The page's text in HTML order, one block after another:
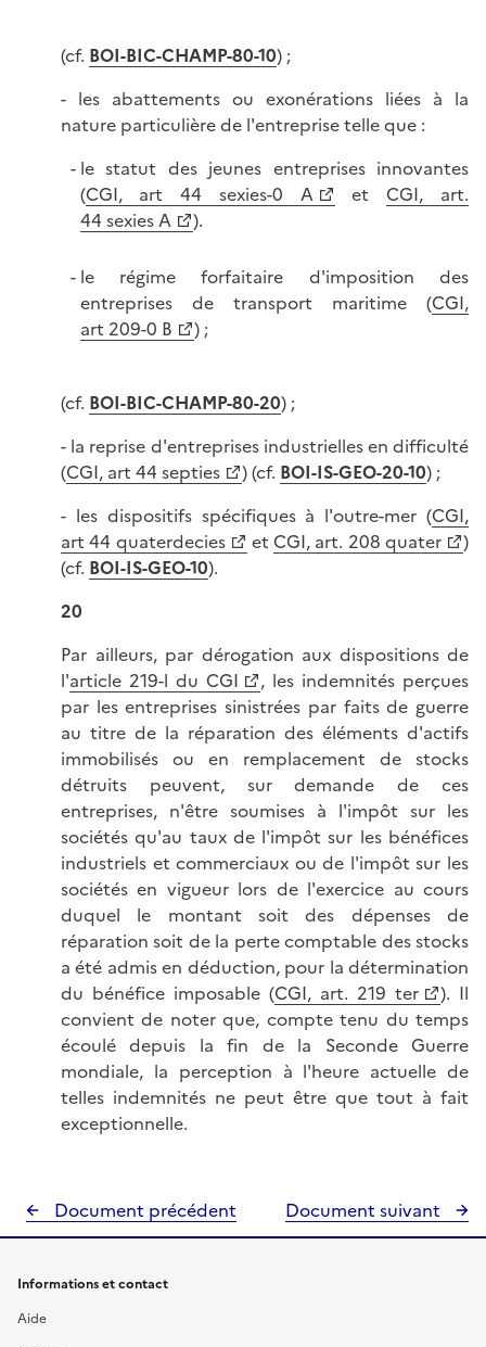
(cf. BOI-BIC-CHAMP-80-10) ;
- les abattements ou exonérations liées à la
nature particulière de l'entreprise telle que :
le statut des jeunes entreprises innovantes
(CGI, art 44 sexies-0 A et CGI, art.
44 sexies A
).
le régime forfaitaire d'imposition des
entreprises de transport maritime (CGI,
art 209-0 B
) ;
(cf. BOI-BIC-CHAMP-80-20) ;
- la reprise d'entreprises industrielles en difficulté
(CGI, art 44 septies ) (cf. BOI-IS-GEO-20-10) ;
- les dispositifs spécifiques à l'outre-mer (CGI,
art 44 quaterdecies
et CGI, art. 208 quater
)
(cf. BOI-IS-GEO-10).
20
Par ailleurs, par dérogation aux dispositions de
l'article 219-l du CGI
, les indemnités perçues
par les entreprises sinistrées par faits de guerre
au titre de la réparation des éléments d'actifs
immobilisés ou en remplacement de stocks
détruits peuvent, sur demande de ces
entreprises, n'être soumises à l'impôt sur les
sociétés qu'au taux de l'impôt sur les bénéfices
industriels et commerciaux ou de l'impôt sur les
sociétés en vigueur lors de l'exercice au cours
duquel le montant soit des dépenses de
réparation soit de la perte comptable des stocks
a été admis en déduction, pour la détermination
du bénéfice imposable (CGI, art. 219 ter
). Il
convient de noter que, compte tenu du temps
écoulé depuis la fin de la Seconde Guerre
mondiale, la perception à l'heure actuelle de
telles indemnités ne peut être que tout à fait
exceptionnelle.
Document précédent Document suivant
Informations et contact
Aide